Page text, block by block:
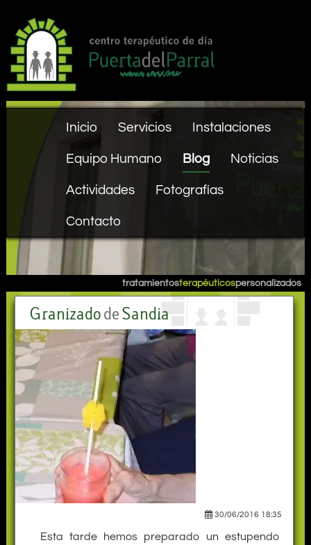
Inicio Servicios Instalaciones
Equipo Humano Blog Noticias
Actividades Fotografías
Contacto
tratamientosterapéuticospersonalizados
Granizado de Sandia
30/06/2016 18:35
Esta tarde hemos preparado un estupendo